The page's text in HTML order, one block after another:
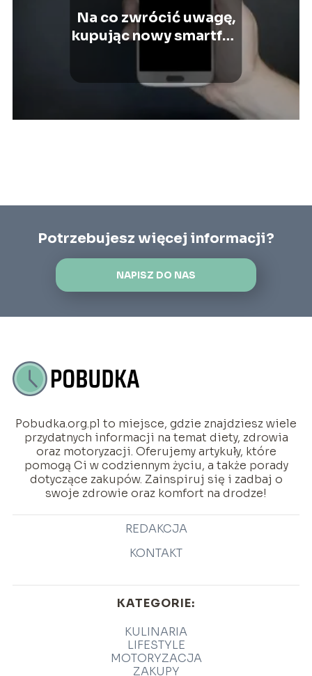
Na co zwrócić uwagę,
kupując nowy smartfon
Potrzebujesz więcej informacji?
NAPISZ DO NAS
Pobudka.org.pl to miejsce, gdzie znajdziesz wiele
przydatnych informacji na temat diety, zdrowia
oraz motoryzacji. Oferujemy artykuły, które
pomogą Ci w codziennym życiu, a także porady
dotyczące zakupów. Zainspiruj się i zadbaj o
swoje zdrowie oraz komfort na drodze!
REDAKCJA
KONTAKT
KATEGORIE:
KULINARIA
LIFESTYLE
MOTORYZACJA
ZAKUPY